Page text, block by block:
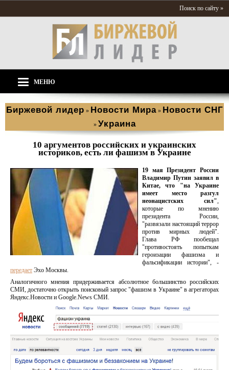
Поиск по сайту »
МЕНЮ
Биржевой лидер » Новости Мира » Новости СНГ
» Украина
10 аргументов российских и украинских
историков, есть ли фашизм в Украине
19 мая Президент России
Владимир Путин заявил в
Китае, что "на Украине
имеет место разгул
неонацистских сил",
которые по мнению
президента России,
"развязали настоящий террор
против мирных людей".
Глава РФ пообещал
"противостоять попыткам
героизации фашизма и
фальсификации истории", -
передает Эхо Москвы.
Аналогичного мнения придерживается абсолютное большинство российских
СМИ, достаточно открыть поисковый запрос "фашизм в Украине" в агрегаторах
Яндекс.Новости и Google.News СМИ.